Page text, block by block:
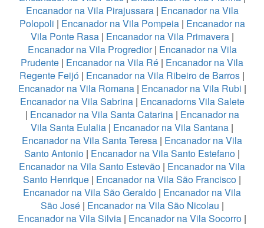
Encanador na Vila Pirajussara| Encanador na Vila
Polopoli | Encanador na Vila Pompeia| Encanador na
Vila Ponte Rasa| Encanador na Vila Primavera|
Encanador na Vila Progredior| Encanador na Vila
Prudente | Encanador na Vila Ré | Encanador na Vila
Regente Feijó | Encanador na Vila Ribeiro de Barros |
Encanador na Vila Romana| Encanador na Vila Rubi |
Encanador na Vila Sabrina| Encanadorns Vila Salete
| Encanador na Vila Santa Catarina| Encanador na
Vila Santa Eulalia | Encanador na Vila Santana |
Encanador na Vila Santa Teresa | Encanador na Vila
Santo Antonio | Encanador na Vila Santo Estefano |
Encanador na Vila Santo Estevão | Encanador na Vila
Santo Henrique | Encanador na Vila São Francisco |
Encanador na Vila São Geraldo | Encanador na Vila
São José| Encanador na Vila São Nicolau |
Encanador na Vila Silvia | Encanador na Vila Socorro |